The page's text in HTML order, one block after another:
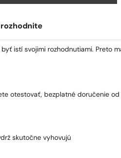
istí svojimi rozhodnutiami. Preto
otestovať, bezplatné doručenie
skutočne vyhovujú